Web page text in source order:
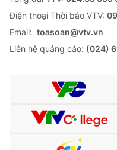
Ðiện thoại Thời báo VTV:
Email: toasoan@vtv.vn
Liên hệ quảng cáo: (024)